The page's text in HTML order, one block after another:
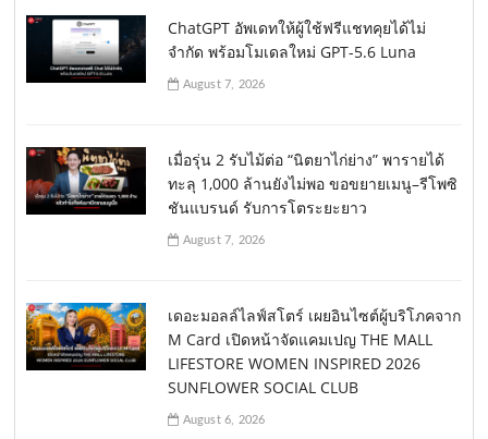
ChatGPT อัพเดทให้ผู้ใช้ฟรีแชทคุยได้ไม่
จำกัด พร้อมโมเดลใหม่ GPT-5.6 Luna
August 7, 2026
เมื่อรุ่น 2 รับไม้ต่อ “นิตยาไก่ย่าง” พารายได้
ทะลุ 1,000 ล้านยังไม่พอ ขอขยายเมนู–รีโพซิ
ชันแบรนด์ รับการโตระยะยาว
August 7, 2026
เดอะมอลล์ไลฟ์สโตร์ เผยอินไซต์ผู้บริโภคจาก
M Card เปิดหน้าจัดแคมเปญ THE MALL
LIFESTORE WOMEN INSPIRED 2026
SUNFLOWER SOCIAL CLUB
August 6, 2026